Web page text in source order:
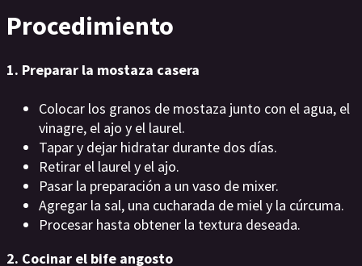
Procedimiento
1. Preparar la mostaza casera
Colocar los granos de mostaza junto con el agua, el
vinagre, el ajo y el laurel.
Tapar y dejar hidratar durante dos días.
Retirar el laurel y el ajo.
Pasar la preparación a un vaso de mixer.
Agregar la sal, una cucharada de miel y la cúrcuma.
Procesar hasta obtener la textura deseada.
2. Cocinar el bife angosto